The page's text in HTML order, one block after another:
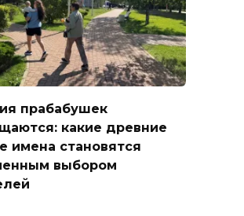
прабабушек
какие древние
имена становятся
выбором